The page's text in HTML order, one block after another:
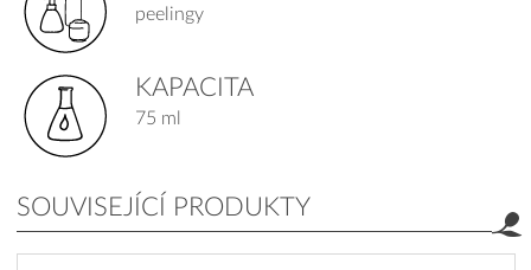
peelingy
KAPACITA
75 ml
SOUVISEJÍCÍ PRODUKTY